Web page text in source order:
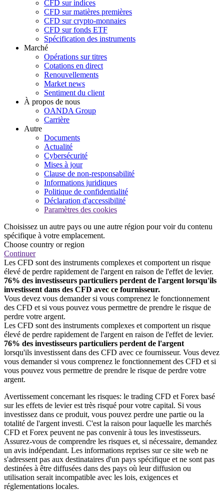
CFD sur indices
CFD sur matières premières
CFD sur crypto-monnaies
CFD sur fonds ETF
Spécification des instruments
Marché
Opérations sur titres
Cotations en direct
Renouvellements
Market news
Sentiment du client
À propos de nous
OANDA Group
Carrière
Autre
Documents
Actualité
Cybersécurité
Mises à jour
Clause de non-responsabilité
Informations juridiques
Politique de confidentialité
Déclaration d'accessibilité
Paramètres des cookies
Choisissez un autre pays ou une autre région pour voir du contenu
spécifique à votre emplacement.
Choose country or region
Continuer
Les CFD sont des instruments complexes et comportent un risque
élevé de perdre rapidement de l'argent en raison de l'effet de levier.
76% des investisseurs particuliers perdent de l'argent lorsqu'ils
investissent dans des CFD avec ce fournisseur.
Vous devez vous demander si vous comprenez le fonctionnement
des CFD et si vous pouvez vous permettre de prendre le risque de
perdre votre argent.
Les CFD sont des instruments complexes et comportent un risque
élevé de perdre rapidement de l'argent en raison de l'effet de levier.
76% des investisseurs particuliers perdent de l'argent
lorsqu'ils investissent dans des CFD avec ce fournisseur. Vous devez
vous demander si vous comprenez le fonctionnement des CFD et si
vous pouvez vous permettre de prendre le risque de perdre votre
argent.
Avertissement concernant les risques: le trading CFD et Forex basé
sur les effets de levier est très risqué pour votre capital. Si vous
investissez dans ce produit, vous pouvez perdre une partie ou la
totalité de l'argent investi. C'est la raison pour laquelle les marchés
CFD et Forex peuvent ne pas convenir à tous les investisseurs.
Assurez-vous de comprendre les risques et, si nécessaire, demandez
un avis indépendant. Les informations reprises sur ce site web ne
s'adressent pas aux destinataires d'un pays spécifique et ne sont pas
destinées à être diffusées dans des pays où leur diffusion ou
utilisation serait incompatible avec les lois, exigences et
réglementations locales.